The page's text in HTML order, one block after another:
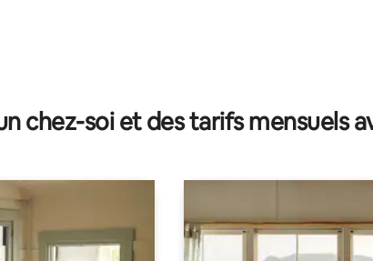
base de 8 commentaires : 5 sur 5
chez-soi et des tarifs mensuels